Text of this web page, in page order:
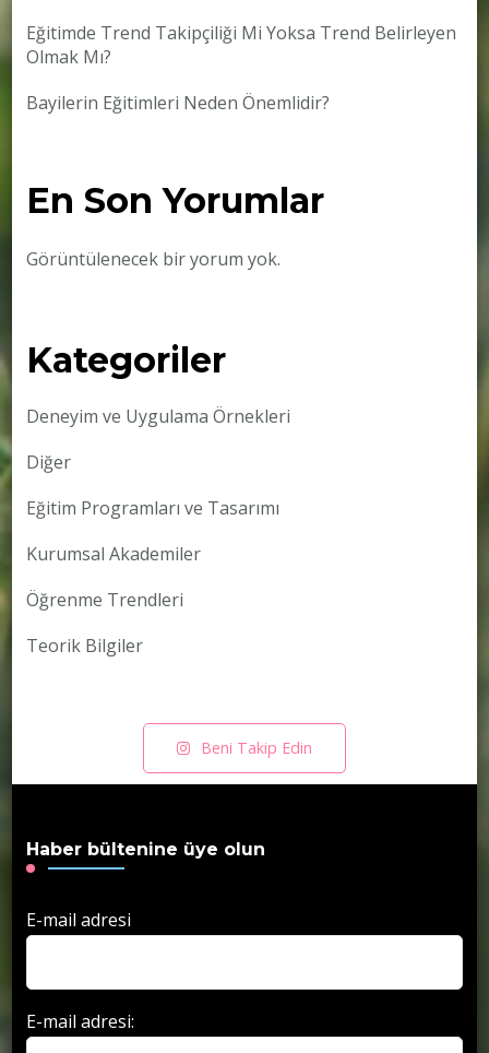
Eğitimde Trend Takipçiliği Mi Yoksa Trend Belirleyen
Olmak Mı?
Bayilerin Eğitimleri Neden Önemlidir?
En Son Yorumlar
Görüntülenecek bir yorum yok.
Kategoriler
Deneyim ve Uygulama Örnekleri
Diğer
Eğitim Programları ve Tasarımı
Kurumsal Akademiler
Öğrenme Trendleri
Teorik Bilgiler
Beni Takip Edin
Haber bültenine üye olun
E-mail adresi
E-mail adresi: